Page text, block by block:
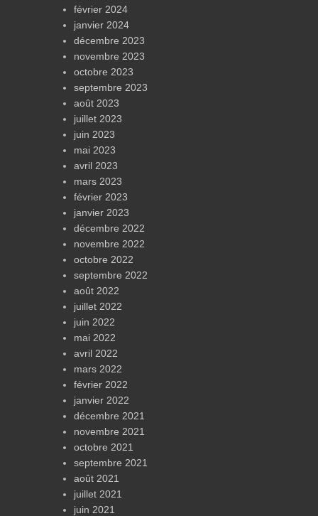
février 2024
janvier 2024
décembre 2023
novembre 2023
octobre 2023
septembre 2023
août 2023
juillet 2023
juin 2023
mai 2023
avril 2023
mars 2023
février 2023
janvier 2023
décembre 2022
novembre 2022
octobre 2022
septembre 2022
août 2022
juillet 2022
juin 2022
mai 2022
avril 2022
mars 2022
février 2022
janvier 2022
décembre 2021
novembre 2021
octobre 2021
septembre 2021
août 2021
juillet 2021
juin 2021